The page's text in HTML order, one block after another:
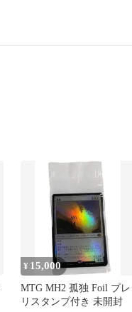
¥ 15,000
MTG MH2 孤独 Foil プレ
リスタンプ付き 未開封